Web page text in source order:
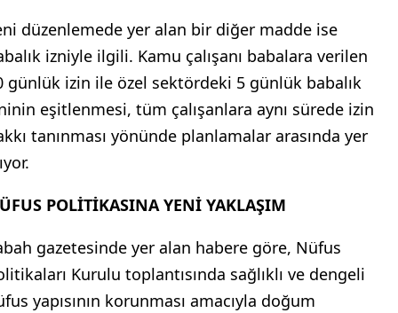
düzenlemede yer alan bir diğer madde ise
izniyle ilgili. Kamu çalışanı babalara verilen
günlük izin ile özel sektördeki 5 günlük babalık
eşitlenmesi, tüm çalışanlara aynı sürede izin
tanınması yönünde planlamalar arasında yer
POLİTİKASINA YENİ YAKLAŞIM
gazetesinde yer alan habere göre, Nüfus
Kurulu toplantısında sağlıklı ve dengeli
yapısının korunması amacıyla doğum